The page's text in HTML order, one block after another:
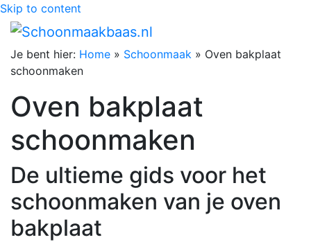
Skip to content
Je bent hier: Home » Schoonmaak » Oven bakplaat
schoonmaken
Oven bakplaat
schoonmaken
De ultieme gids voor het
schoonmaken van je oven
bakplaat